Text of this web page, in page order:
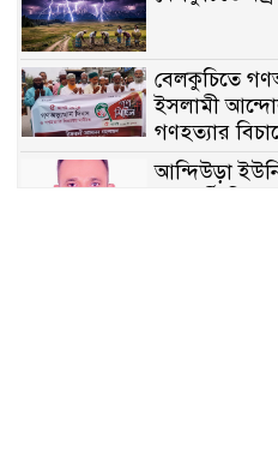
বেলকুচিতে
ইসলামী
গণহত্যার
আন্দিউড়া